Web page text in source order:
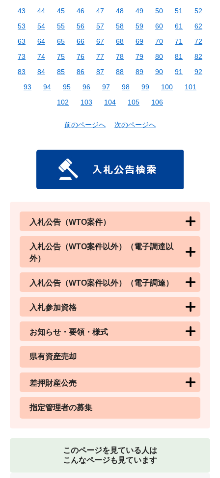
43
44 45 46 47 48 49 50 51
52
53
54 55 56 57 58 59 60 61
62
63
64 65 66 67 68 69 70 71
72
73
74 75 76 77 78 79 80 81
82
83
84 85 86 87 88 89 90 91
92
93
94 95 96 97 98 99 100
101
102
103 104 105 106
前のページへ 次のページへ
入札公告（WTO案件）
入札公告（WTO案件以外）（電子調達以
外）
入札公告（WTO案件以外）（電子調達）
入札参加資格
お知らせ・要領・様式
県有資産売却
差押財産公売
指定管理者の募集
このページを見ている人は
こんなページも見ています